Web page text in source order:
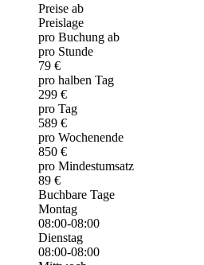
Preise ab
Preislage
pro Buchung ab
pro Stunde
79 €
pro halben Tag
299 €
pro Tag
589 €
pro Wochenende
850 €
pro Mindestumsatz
89 €
Buchbare Tage
Montag
08:00-08:00
Dienstag
08:00-08:00